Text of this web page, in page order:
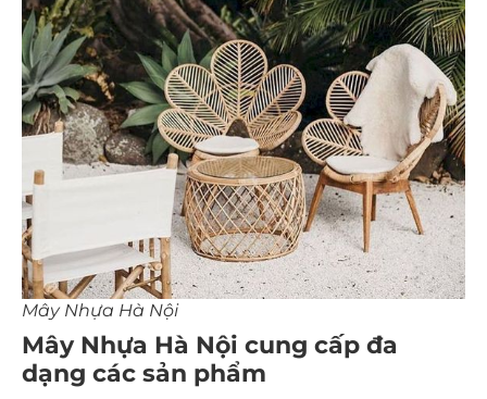
Mây Nhựa Hà Nội
Mây Nhựa Hà Nội cung cấp đa
dạng các sản phẩm